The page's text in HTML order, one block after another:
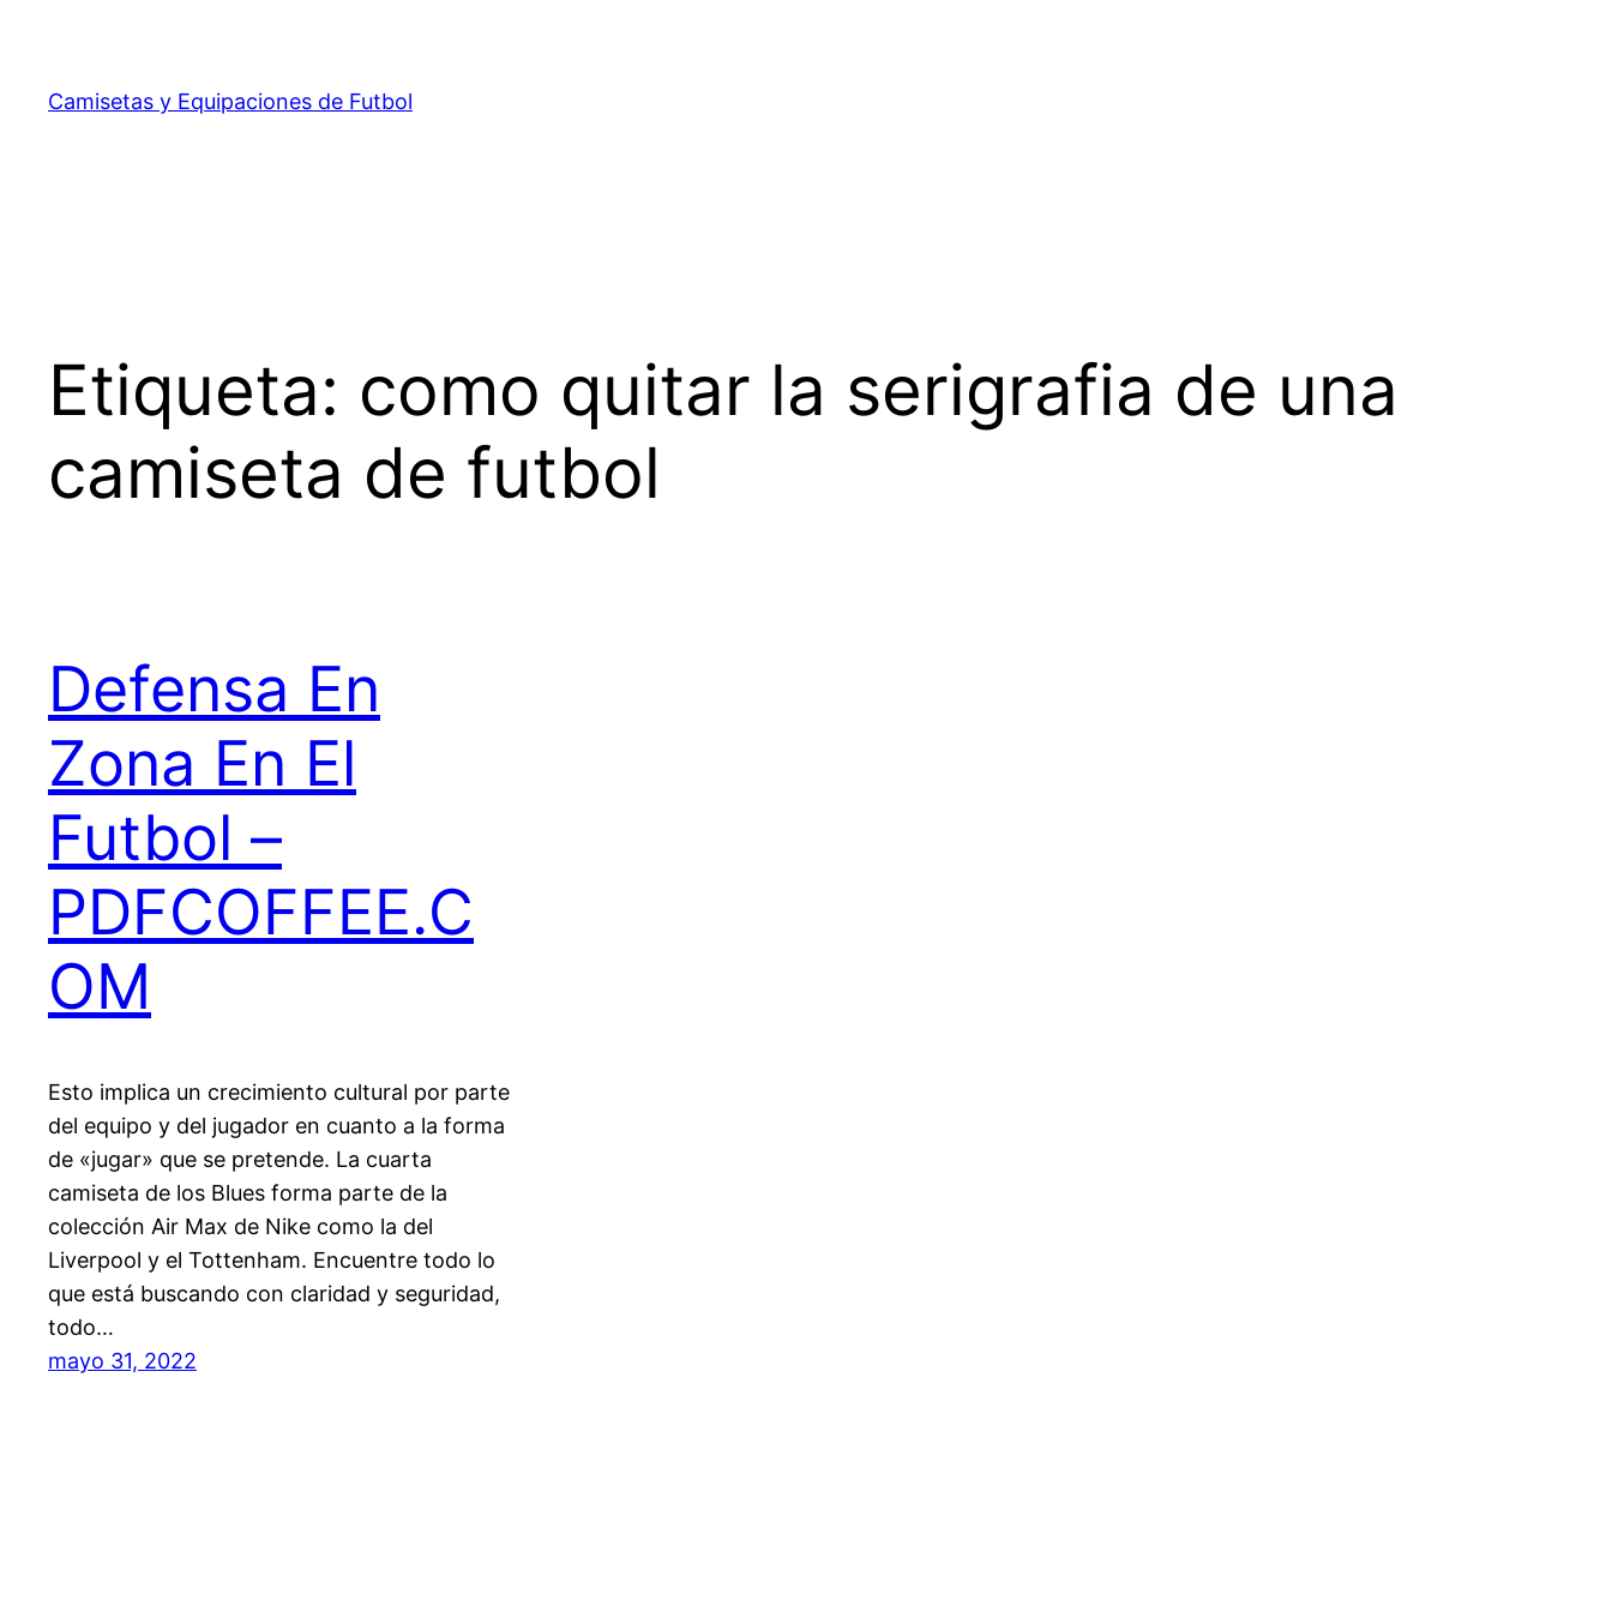
contenido
Camisetas y Equipaciones de Futbol
Etiqueta: como quitar la serigrafia de una
camiseta de futbol
Defensa En
Zona En El
Futbol –
PDFCOFFEE.C
OM
Esto implica un crecimiento cultural por parte
del equipo y del jugador en cuanto a la forma
de «jugar» que se pretende. La cuarta
camiseta de los Blues forma parte de la
colección Air Max de Nike como la del
Liverpool y el Tottenham. Encuentre todo lo
que está buscando con claridad y seguridad,
todo…
mayo 31, 2022